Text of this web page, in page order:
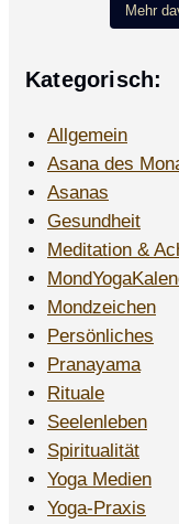
Mehr
Kategorisch:
Allgemein
Asana des
Asanas
Gesundheit
Meditation &
Mondzeichen
Persönliches
Pranayama
Rituale
Seelenleben
Spiritualität
Yoga Medien
Yoga-Praxis